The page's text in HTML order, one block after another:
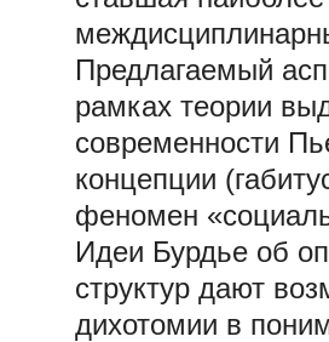
Предлагаемый
рамках теории
современности
концепции
феномен
Идеи Бурдье об
структур дают
дихотомии в